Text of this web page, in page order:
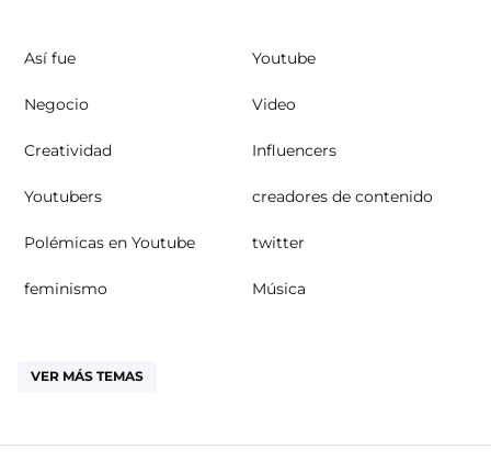
Así fue Youtube
Negocio Video
Creatividad Influencers
Youtubers creadores de contenido
Polémicas en Youtube twitter
feminismo Música
VER MÁS TEMAS